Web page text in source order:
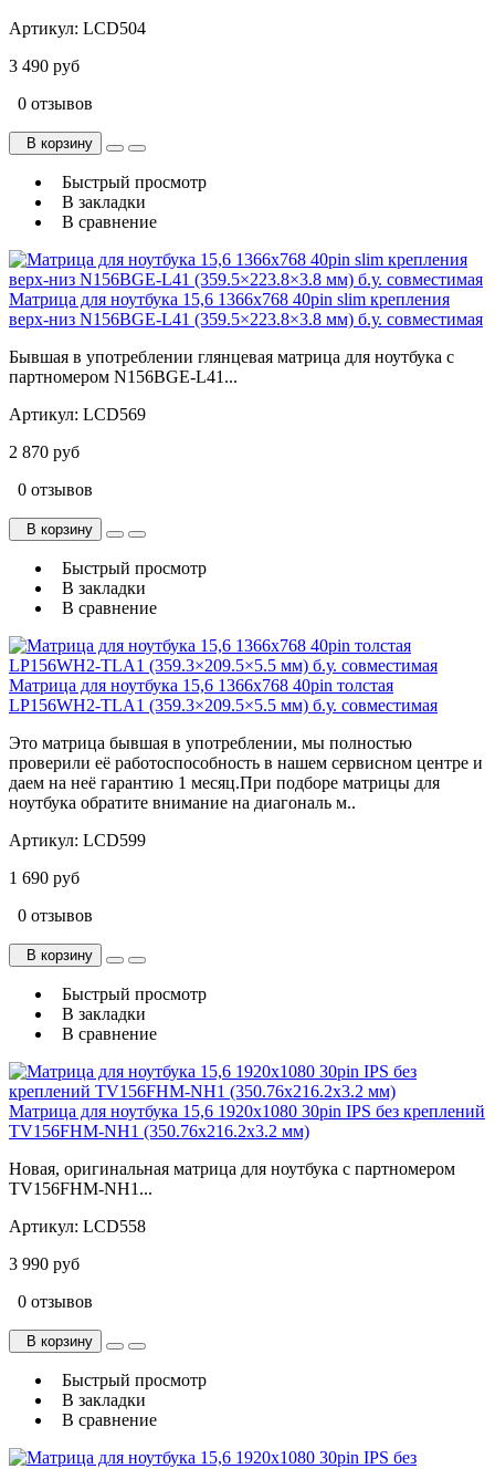
Артикул: LCD504
3 490 руб
0 отзывов
В корзину
Быстрый просмотр
В закладки
В сравнение
Матрица для ноутбука 15,6 1366x768 40pin slim крепления
верх-низ N156BGE-L41 (359.5×223.8×3.8 мм) б.у. cовместимая
Бывшая в употреблении глянцевая матрица для ноутбука с
партномером N156BGE-L41...
Артикул: LCD569
2 870 руб
0 отзывов
В корзину
Быстрый просмотр
В закладки
В сравнение
Матрица для ноутбука 15,6 1366x768 40pin толстая
LP156WH2-TLA1 (359.3×209.5×5.5 мм) б.у. cовместимая
Это матрица бывшая в употреблении, мы полностью
проверили её работоспособность в нашем сервисном центре и
даем на неё гарантию 1 месяц.При подборе матрицы для
ноутбука обратите внимание на диагональ м..
Артикул: LCD599
1 690 руб
0 отзывов
В корзину
Быстрый просмотр
В закладки
В сравнение
Матрица для ноутбука 15,6 1920x1080 30pin IPS без креплений
TV156FHM-NH1 (350.76x216.2x3.2 мм)
Новая, оригинальная матрица для ноутбука с партномером
TV156FHM-NH1...
Артикул: LCD558
3 990 руб
0 отзывов
В корзину
Быстрый просмотр
В закладки
В сравнение